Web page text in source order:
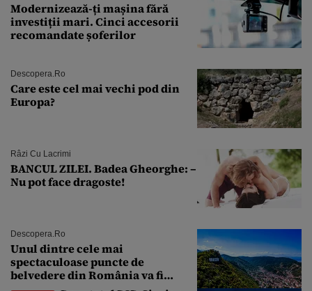
Modernizează-ți mașina fără
investiții mari. Cinci accesorii
recomandate șoferilor
Descopera.ro
Care este cel mai vechi pod din
Europa?
Râzi Cu Lacrimi
BANCUL ZILEI. Badea Gheorghe: –
Nu pot face dragoste!
Descopera.ro
Unul dintre cele mai
spectaculoase puncte de
belvedere din România va fi